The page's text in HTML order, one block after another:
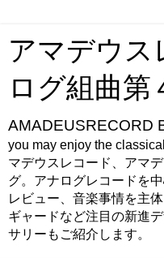
アマデウ
ログ組曲第
AMADEUSRECORD
you may enjoy the
マデウスレコード、アマ
グ。アナログレコードを
レビュー、音楽事情を主
ギャードなど注目の新進
サリーもご紹介します。